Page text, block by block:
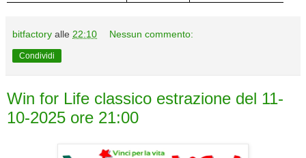
bitfactory alle 22:10 Nessun commento:
Condividi
Win for Life classico estrazione del 11-
10-2025 ore 21:00